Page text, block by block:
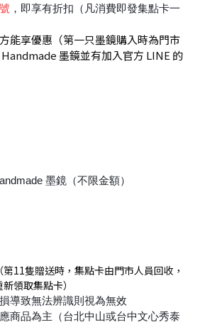
，即享有折扣（凡消費即發集點卡一
能享優惠（第一只墨鏡購入時為門市
墨鏡並有加入官方 LINE 的
墨鏡（不限金額）
11隻贈送時，集點卡由門市人員回收，
領取集點卡）
導致無法辨識則視為無效
商品為主（台北中山或台中文心秀泰